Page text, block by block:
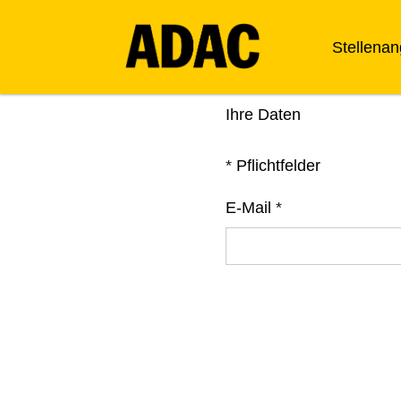
Ihre Daten
* Pflichtfelder
E-Mail *